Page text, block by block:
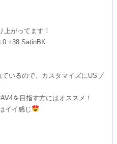
上がってます！
+38 SatinBK
いるので、カスタマイズにUSブ
を目指す方にはオススメ！
イイ感じ